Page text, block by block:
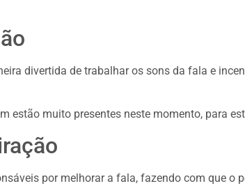
divertida de trabalhar os sons da fala e
estão muito presentes neste momento, para
por melhorar a fala, fazendo com que o